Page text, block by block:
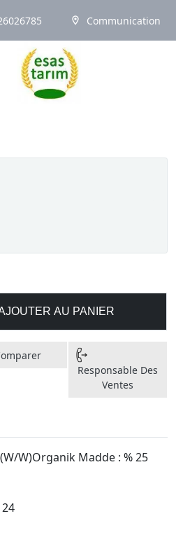
Communication
Logo
AU PANIER
Responsable Des
Ventes
(W/W)Organik Madde : % 25